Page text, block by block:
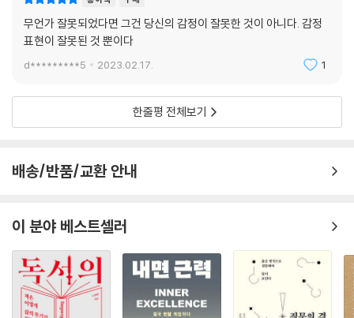
무언가 잘못되었다면 그건 당신의 감정이 잘못한 것이 아니다. 감정
표현이 잘못된 것 뿐이다
d*********5 2023.02.17. 1
한줄평 전체보기
배송/반품/교환 안내
이 분야 베스트셀러